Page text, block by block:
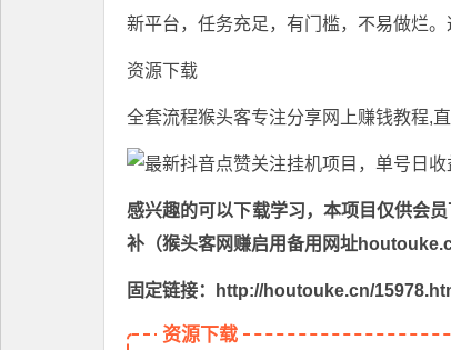
新平台，任务充足，有门槛，不易做烂
资源下载
全套流程猴头客专注分享网上赚钱教程,
感兴趣的可以下载学习，本项目仅供会
补（猴头客网赚启用备用网址
固定链接：http://houtouke.cn/
资源下载